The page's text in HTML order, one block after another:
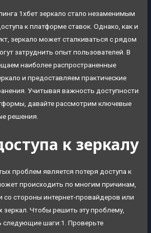
1хбет зеркало стало незаменимым
к платформе ставок. Однако, как и
зеркало может сталкиваться с рядом
затруднить опыт пользователей. В
наиболее распространенные
и предоставляем практические
Учитывая важность доступности
давайте рассмотрим ключевые
решения.
к зеркалу
проблем является потеря доступа к
происходить по многим причинам,
со стороны интернет-провайдеров или
зеркал. Чтобы решить эту проблему,
шаги:1. Проверьте